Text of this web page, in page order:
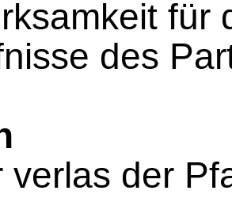
für
des
verlas der